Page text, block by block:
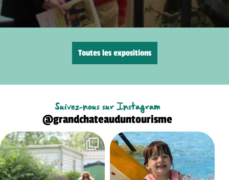
Toutes les expositions
Suivez-nous sur Instagram
@grandchateauduntourisme